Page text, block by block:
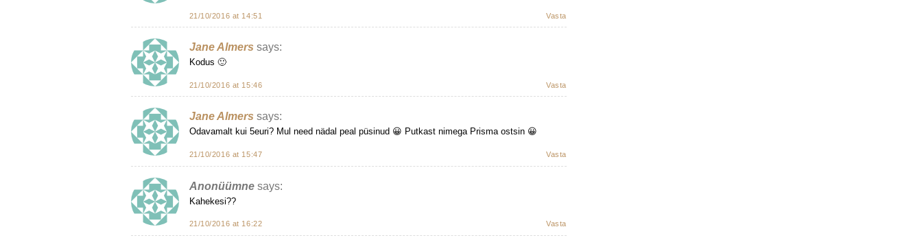
21/10/2016 at 14:51 Vasta
Jane Almers says:
Kodus 🙂
21/10/2016 at 15:46 Vasta
Jane Almers says:
Odavamalt kui 5euri? Mul need nädal peal püsinud 😀 Putkast nimega Prisma ostsin 😀
21/10/2016 at 15:47 Vasta
Anonüümne says:
Kahekesi??
21/10/2016 at 16:22 Vasta